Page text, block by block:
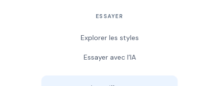
ESSAYER
Explorer les styles
Essayer avec l’IA